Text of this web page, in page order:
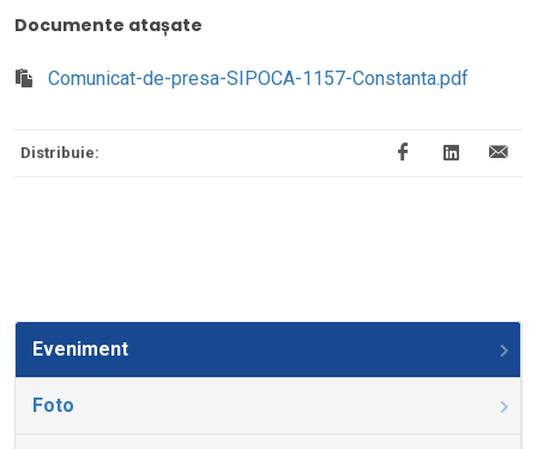
Documente atașate
Comunicat-de-presa-SIPOCA-1157-Constanta.pdf
Distribuie:
Eveniment
Foto